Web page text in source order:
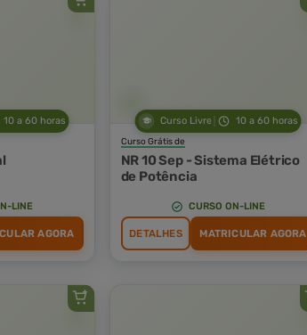
10 a 60 horas
LINE
AGORA
Curso Livre 10 a 60 horas
Curso Grátis de
NR 10 Sep - Sistema Elétrico
de Potência
CURSO ON-LINE
DETALHES MATRICULAR AGORA